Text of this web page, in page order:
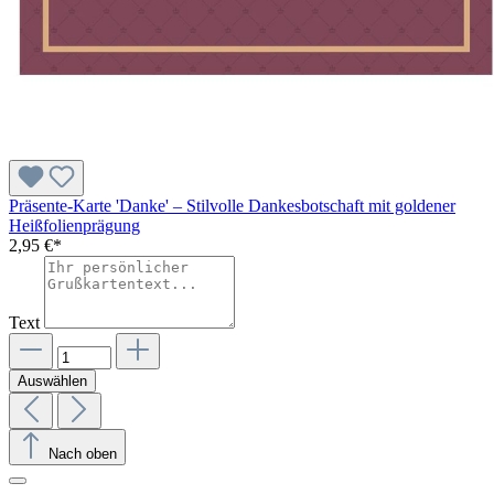
Präsente-Karte 'Danke' – Stilvolle Dankesbotschaft mit goldener
Heißfolienprägung
2,95 €*
Text
Auswählen
Nach oben